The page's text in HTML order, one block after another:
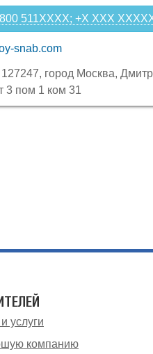
511XXXX; +X XXX
snab.com
город Москва,
3 пом 1 ком 31
услуги
компанию